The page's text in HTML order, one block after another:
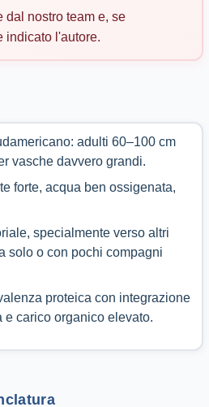
dal nostro team e, se
indicato l'autore.
adulti 60–100 cm
vasche davvero grandi.
forte, acqua ben ossigenata,
specialmente verso altri
solo o con pochi compagni
proteica con integrazione
carico organico elevato.